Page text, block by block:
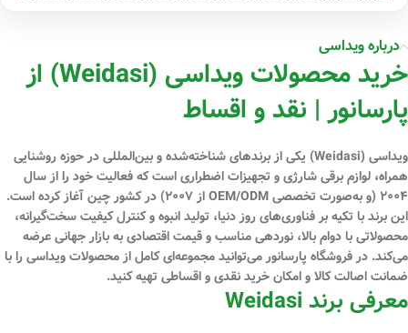
درباره ویداسی
خرید محصولات ویداسی (Weidasi) از
پارسانور | نقد و اقساط
ویداسی (Weidasi) یکی از برندهای شناخته‌شده و بین‌المللی در حوزهروشنایی
همراه، لوازم برقی شارژی و تجهیزات اضطراریاست که فعالیت خود را از سال
۲۰۰۴ (و به‌صورت تخصصی OEM/ODM از ۲۰۰۷) در کشور چین آغاز کرده است.
این برند با تکیه بر فناوری‌های روز دنیا، تولید انبوه و کنترل کیفیت سخت‌گیرانه،
محصولاتی بادوام بالا، نوردهی مناسب و قیمت اقتصادیبه بازار جهانی عرضه
می‌کند. در فروشگاه پارسانورمی‌توانید مجموعه‌ای کامل از محصولات ویداسی را با
ضمانت اصالت کالاو امکانخرید نقدی و اقساطی تهیه کنید.
معرفی برند Weidasi